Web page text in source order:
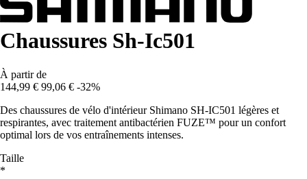
Chaussures Sh-Ic501
À partir de
144,99 € 99,06 € -32%
Des chaussures de vélo d'intérieur Shimano SH-IC501 légères et
respirantes, avec traitement antibactérien FUZE™ pour un confort
optimal lors de vos entraînements intenses.
Taille
*